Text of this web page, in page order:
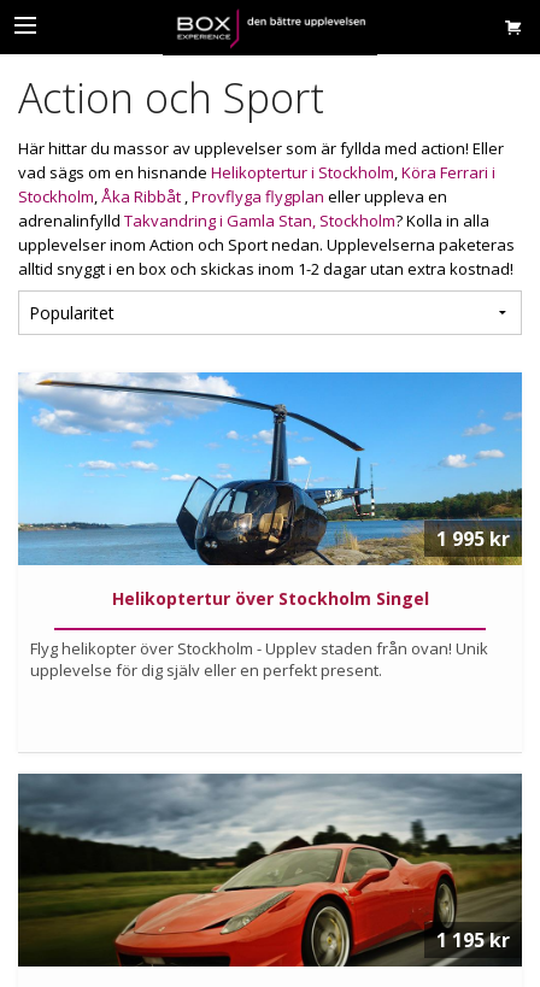
Action och Sport
Här hittar du massor av upplevelser som är fyllda med action! Eller
vad sägs om en hisnande Helikoptertur i Stockholm,Köra Ferrari i
Stockholm,Åka Ribbåt ,Provflyga flygplan eller uppleva en
adrenalinfylld Takvandring i Gamla Stan, Stockholm?Kolla in alla
upplevelser inom Action och Sport nedan. Upplevelserna paketeras
alltid snyggt i en box och skickas inom 1-2 dagar utan extra kostnad!
Helikoptertur över Stockholm Singel
Flyg helikopter över Stockholm - Upplev staden från ovan! Unik
upplevelse för dig själv eller en perfekt present.
1 995 kr
Köp
Läs mer om upplevelsen
1 195 kr